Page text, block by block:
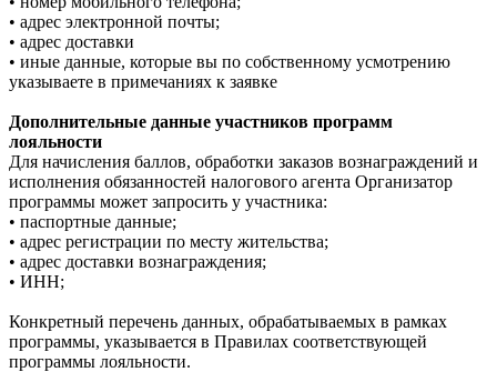
• адрес электронной почты;
• адрес доставки
• иные данные, которые вы по собственному усмотрению
указываете в примечаниях к заявке
Дополнительные данные участников программ
лояльности
Для начисления баллов, обработки заказов вознаграждений и
исполнения обязанностей налогового агента Организатор
программы может запросить у участника:
• паспортные данные;
• адрес регистрации по месту жительства;
• адрес доставки вознаграждения;
• ИНН;
Конкретный перечень данных, обрабатываемых в рамках
программы, указывается в Правилах соответствующей
программы лояльности.